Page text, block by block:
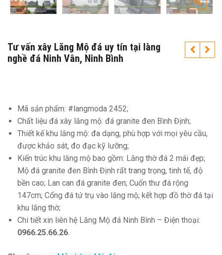
Tư vấn xây Lăng Mộ đá uy tín tại làng
nghề đá Ninh Vân, Ninh Bình
Mã sản phẩm: #langmoda 2452;
Chất liệu đá xây lăng mộ: đá granite đen Bình Định;
Thiết kế khu lăng mộ: đa dạng, phù hợp với mọi yêu cầu,
được khảo sát, đo đạc kỹ lưỡng;
Kiến trúc khu lăng mộ bao gồm: Lăng thờ đá 2 mái đẹp;
Mộ đá granite đen Bình Định rất trang trọng, tinh tế, độ
bền cao; Lan can đá granite đen; Cuốn thư đá rộng
147cm; Cổng đá tứ trụ vào lăng mộ; kết hợp đồ thờ đá tại
khu lăng thờ;
Chi tiết xin liên hệ Lăng Mộ đá Ninh Bình – Điện thoại:
0966.25.66.26